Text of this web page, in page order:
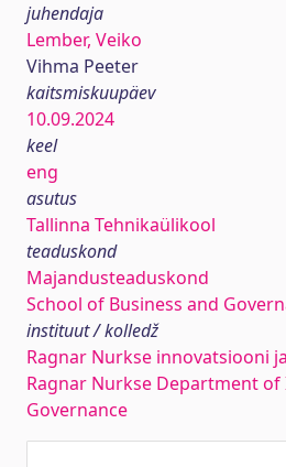
juhendaja
Lember, Veiko
Vihma Peeter
kaitsmiskuupäev
10.09.2024
keel
eng
asutus
Tallinna Tehnikaülikool
teaduskond
Majandusteaduskond
School of Business and
instituut / kolledž
Ragnar Nurkse innovatsiooni
Ragnar Nurkse Department
Governance